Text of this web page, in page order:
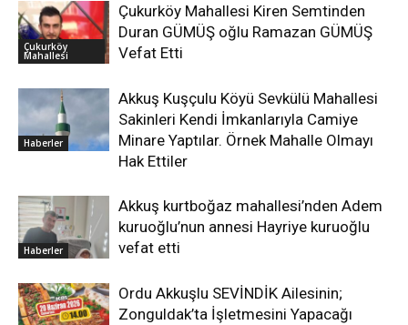
Çukurköy
Mahallesi
Çukurköy Mahallesi Kiren Semtinden
Duran GÜMÜŞ oğlu Ramazan GÜMÜŞ
Vefat Etti
Haberler
Akkuş Kuşçulu Köyü Sevkülü Mahallesi
Sakinleri Kendi İmkanlarıyla Camiye
Minare Yaptılar. Örnek Mahalle Olmayı
Hak Ettiler
Haberler
Akkuş kurtboğaz mahallesi’nden Adem
kuruoğlu’nun annesi Hayriye kuruoğlu
vefat etti
Ordu Akkuşlu SEVİNDİK Ailesinin;
Zonguldak’ta İşletmesini Yapacağı